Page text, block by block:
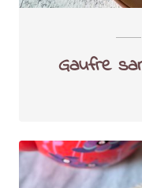
Gaufre